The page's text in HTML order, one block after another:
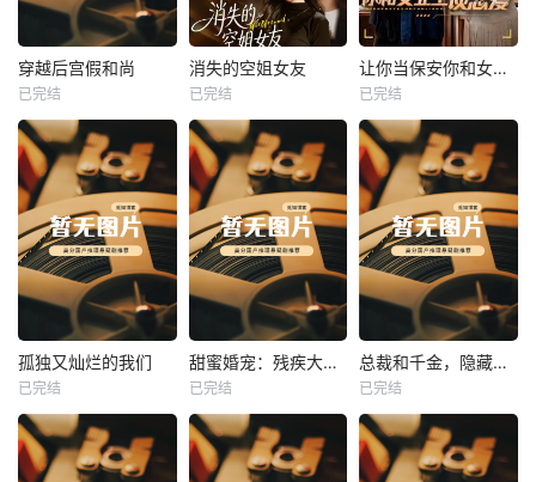
热播
未知
穿越后宫假和尚
已完结
热播
未知
消失的空姐女友
已完结
热播
未知
让你当保安你和女业主谈恋爱
已完结
热播
未知
孤独又灿烂的我们
已完结
热播
未知
甜蜜婚宠：残疾大佬夜夜撩
已完结
热播
未知
总裁和千金，隐藏身份闪婚了
已完结